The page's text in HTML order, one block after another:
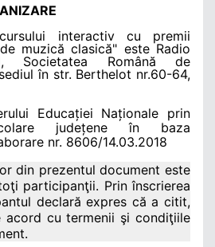
interactiv cu premii
muzică clasică" este Radio
Societatea Română de
în str. Berthelot nr.60-64,
Educației Naționale prin
județene în baza
nr. 8606/14.03.2018
din prezentul document este
participanţii. Prin înscrierea
declară expres că a citit,
acord cu termenii şi condiţiile